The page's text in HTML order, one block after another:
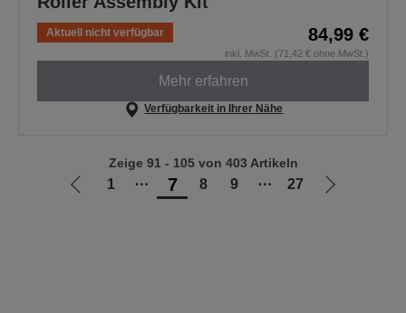
Aktuell nicht verfügbar 84,99 €
inkl. MwSt. (71,42 € ohne MwSt.)
Mehr erfahren
Verfügbarkeit in Ihrer Nähe
Zur
1 ⋯ 7 8 9 ⋯ 27
Zur
Zeige 91 - 105 von 403 Artikeln